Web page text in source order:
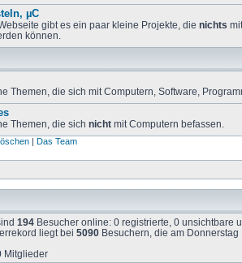
µC
gibt es ein paar kleine Projekte, die nichts
können.
Themen, die sich mit Computern, Software,
Themen, die sich nicht mit Computern befassen.
| Das Team
194 Besucher online: 0 registrierte, 0 unsichtbare
liegt bei 5090 Besuchern, die am
Mitglieder